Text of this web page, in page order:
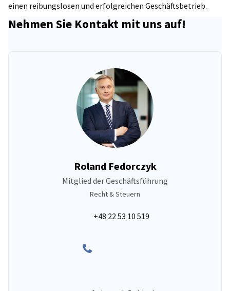
einen reibungslosen und erfolgreichen Geschäftsbetrieb.
Nehmen Sie Kontakt mit uns auf!
Roland Fedorczyk
Mitglied der Geschäftsführung
Recht & Steuern
+48 22 53 10 519